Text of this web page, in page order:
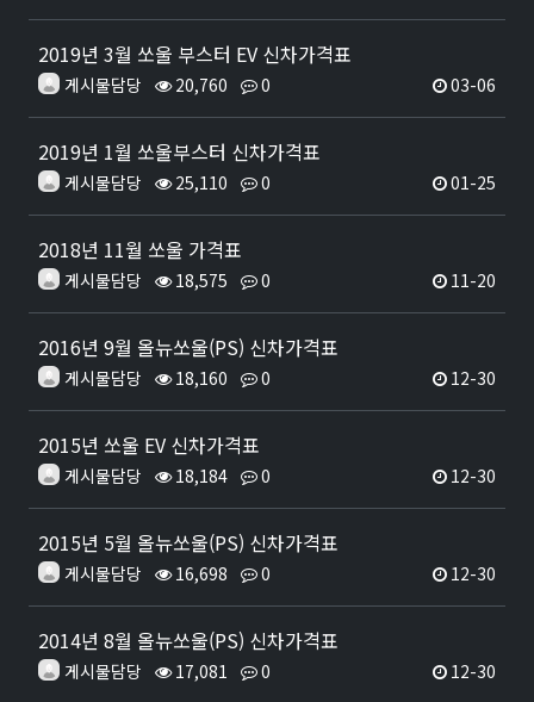
2019년 3월 쏘울 부스터 EV 신차가격표
게시물담당 20,760 0 03-06
2019년 1월 쏘울부스터 신차가격표
게시물담당 25,110 0 01-25
2018년 11월 쏘울 가격표
게시물담당 18,575 0 11-20
2016년 9월 올뉴쏘울(PS) 신차가격표
게시물담당 18,160 0 12-30
2015년 쏘울 EV 신차가격표
게시물담당 18,184 0 12-30
2015년 5월 올뉴쏘울(PS) 신차가격표
게시물담당 16,698 0 12-30
2014년 8월 올뉴쏘울(PS) 신차가격표
게시물담당 17,081 0 12-30